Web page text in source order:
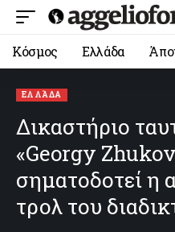
Κόσμος Ελλάδα
ΕΛΛΆΔΑ
Δικαστήριο
«Georgy
σηματοδοτεί η
τρολ του